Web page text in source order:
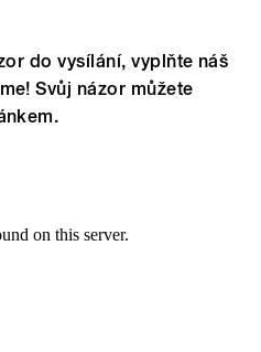
do vysílání, vyplňte náš
Svůj názor můžete